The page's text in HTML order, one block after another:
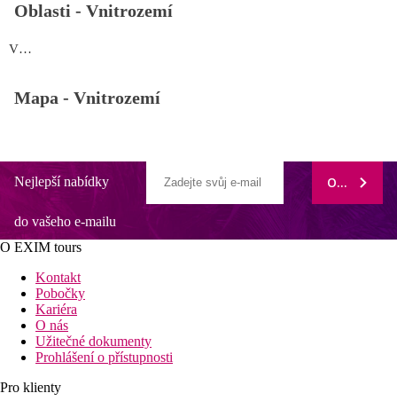
Oblasti - Vnitrozemí
Vnitrozemí
Mapa - Vnitrozemí
Nejlepší nabídky
do vašeho e-mailu
ODEBÍRAT
O EXIM tours
Kontakt
Pobočky
Kariéra
O nás
Užitečné dokumenty
Prohlášení o přístupnosti
Pro klienty